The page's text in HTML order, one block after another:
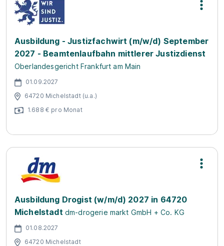
Ausbildung - Justizfachwirt (m/w/d) September
2027 - Beamtenlaufbahn mittlerer Justizdienst
Oberlandesgericht Frankfurt am Main
01.09.2027
64720 Michelstadt (u.a.)
1.688 € pro Monat
Ausbildung Drogist (w/m/d) 2027 in 64720
Michelstadt dm-drogerie markt GmbH + Co. KG
01.08.2027
64720 Michelstadt